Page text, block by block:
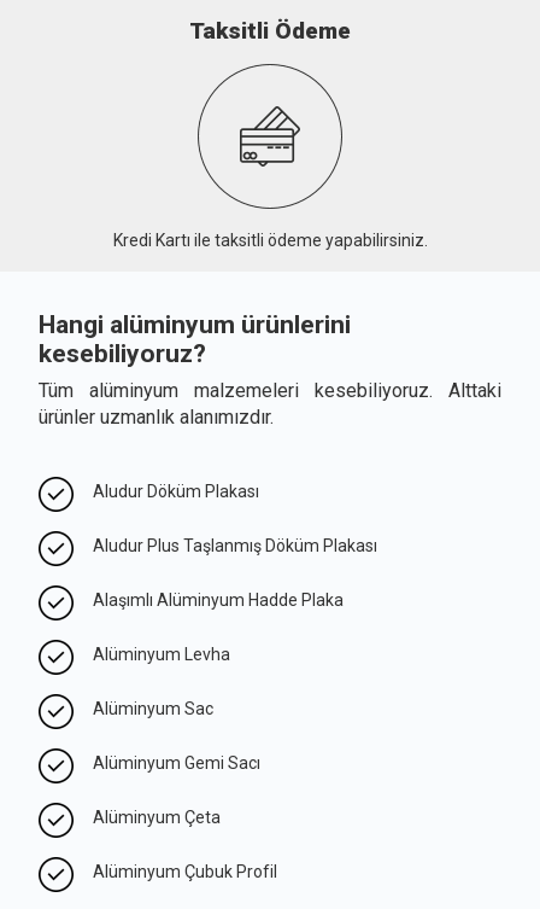
Taksitli Ödeme
Kredi Kartı ile taksitli ödeme yapabilirsiniz.
Hangi alüminyum ürünlerini
kesebiliyoruz?
Tüm alüminyum malzemeleri kesebiliyoruz. Alttaki
ürünler uzmanlık alanımızdır.
Aludur Döküm Plakası
Aludur Plus Taşlanmış Döküm Plakası
Alaşımlı Alüminyum Hadde Plaka
Alüminyum Levha
Alüminyum Sac
Alüminyum Gemi Sacı
Alüminyum Çeta
Alüminyum Çubuk Profil